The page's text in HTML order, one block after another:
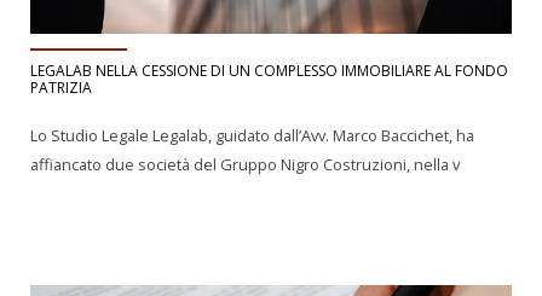
LEGALAB NELLA CESSIONE DI UN COMPLESSO IMMOBILIARE AL FONDO
PATRIZIA
Lo Studio Legale Legalab, guidato dall’Avv. Marco Baccichet, ha
affiancato due società del Gruppo Nigro Costruzioni, nella v